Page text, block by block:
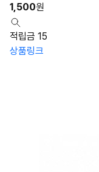
1,500원
적립금 15
상품링크